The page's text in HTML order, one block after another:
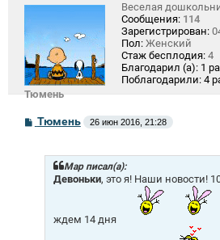
Тюмень
Веселая
Сообщения: 114
Зарегистрирован:
Пол: Женский
Стаж бесплодия: 4
Благодарил (а): 1
Поблагодарили: 4
СТюмень 26 июн 2016, 21:28
Mар писал(а):
Девоньки, это я! Наши новости!
ждем 14 дня